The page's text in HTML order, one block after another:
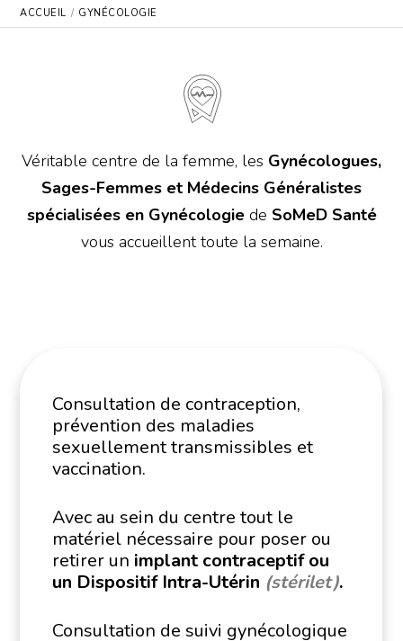
ACCUEIL GYNÉCOLOGIE
Véritable centre de la femme, les Gynécologues,
Sages-Femmes et Médecins Généralistes
spécialisées en Gynécologiede SoMeD Santé
vous accueillent toute la semaine.
Consultation de contraception,
prévention des maladies
sexuellement transmissibles et
vaccination.
Avec au sein du centre tout le
matériel nécessaire pour poser ou
retirer un implant contraceptif ou
un Dispositif Intra-Utérin (stérilet).
Consultation de suivi gynécologique